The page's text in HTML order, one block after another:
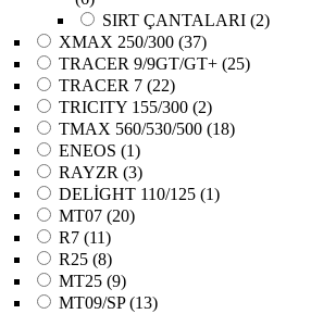
SIRT ÇANTALARI (2)
XMAX 250/300 (37)
TRACER 9/9GT/GT+ (25)
TRACER 7 (22)
TRICITY 155/300 (2)
TMAX 560/530/500 (18)
ENEOS (1)
RAYZR (3)
DELİGHT 110/125 (1)
MT07 (20)
R7 (11)
R25 (8)
MT25 (9)
MT09/SP (13)